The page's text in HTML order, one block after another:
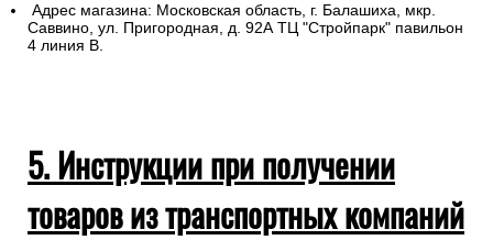
Адрес магазина: Московская область, г. Балашиха, мкр.
Саввино, ул. Пригородная, д. 92А ТЦ "Стройпарк" павильон
4 линия В.
5. Инструкции при получении
товаров из транспортных компаний